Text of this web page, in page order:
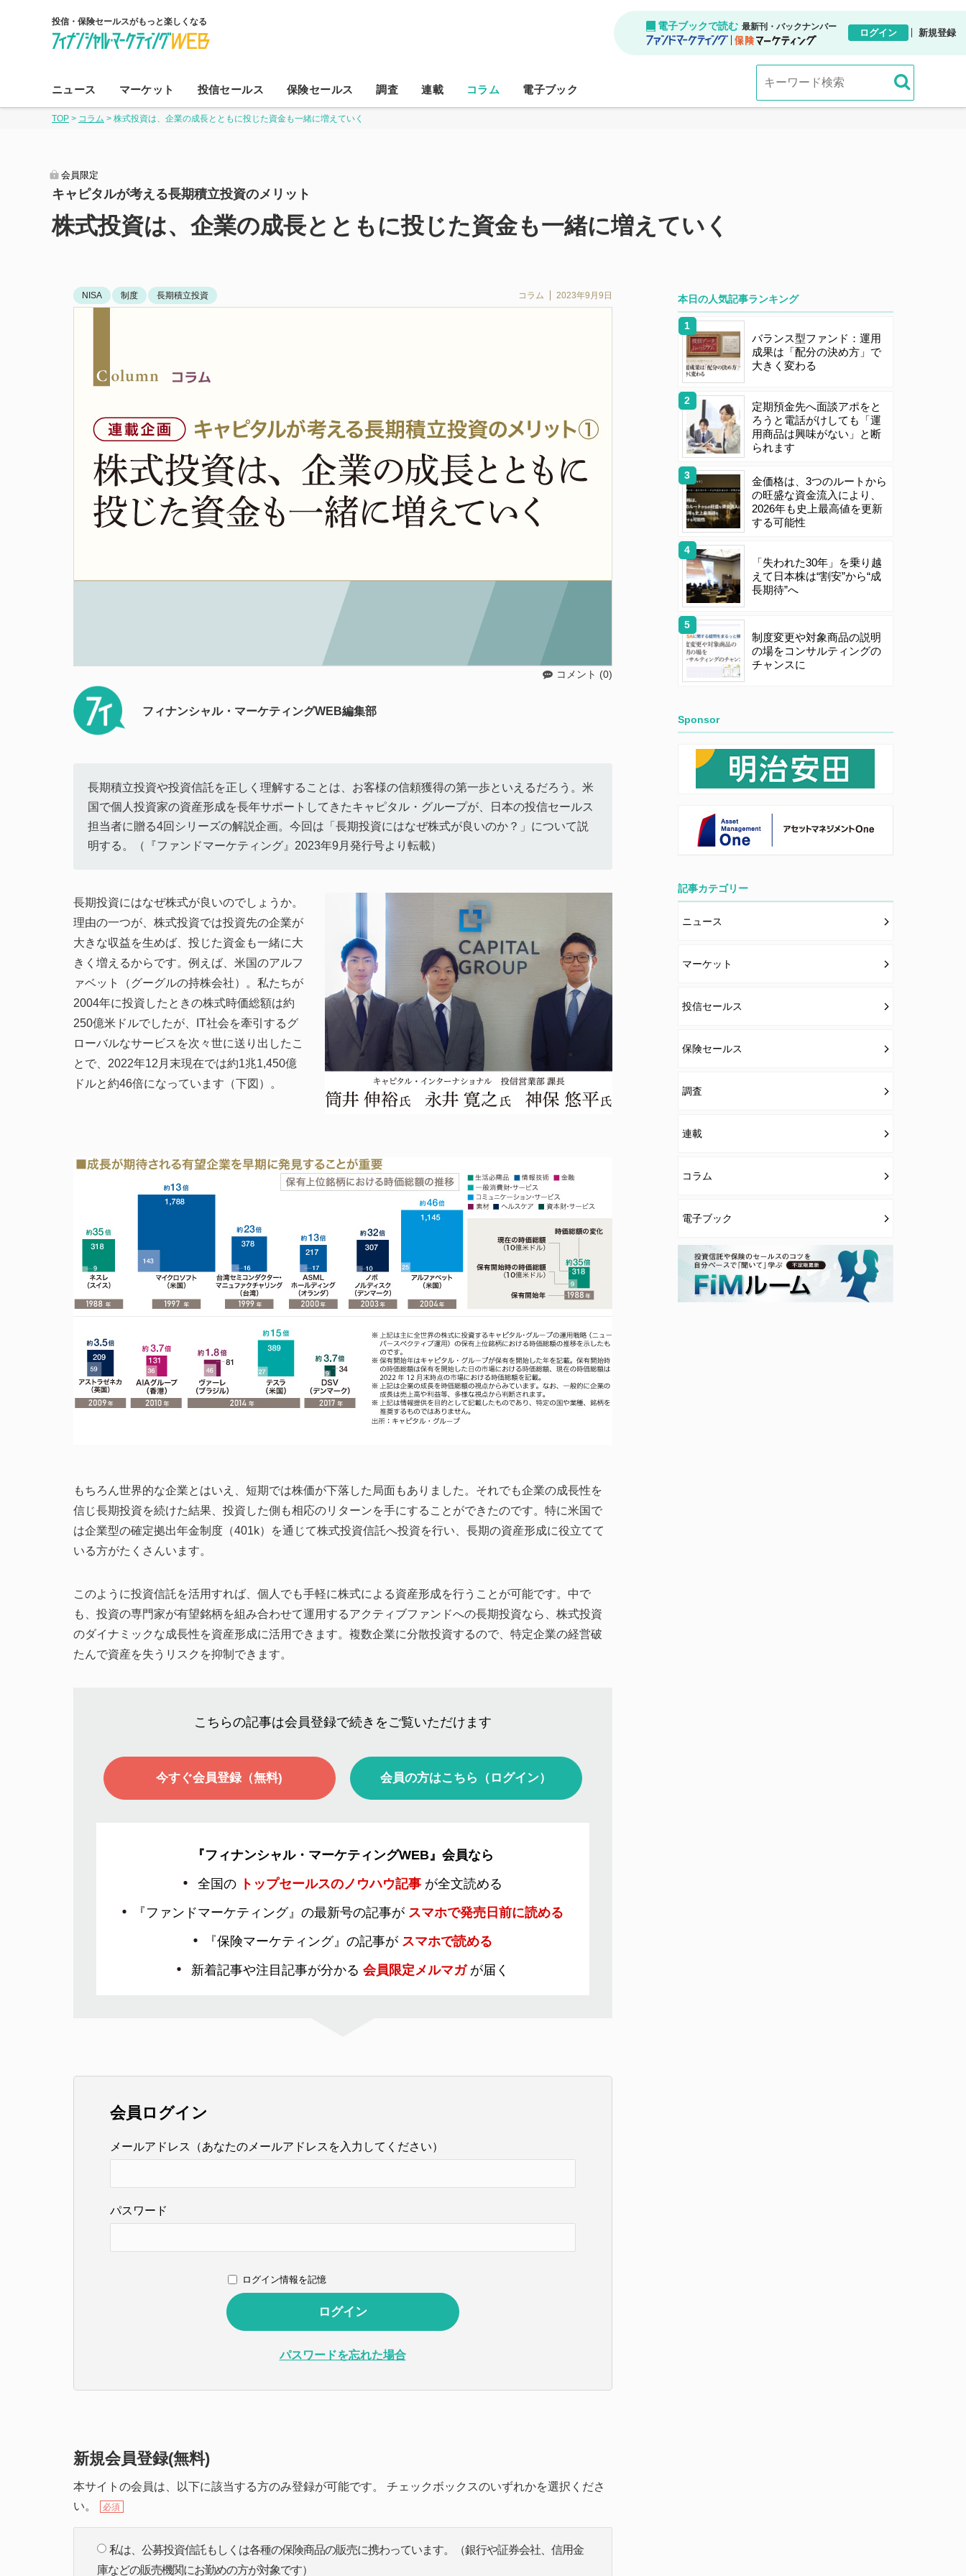
電子ブックで読む 最新刊・バックナンバー
ログイン 新規登録
投信・保険セールスがもっと楽しくなる
ニュース マーケット 投信セールス 保険セールス 調査 連載 コラム 電子ブック
TOP > コラム > 株式投資は、企業の成長とともに投じた資金も一緒に増えていく
会員限定
キャピタルが考える長期積立投資のメリット
株式投資は、企業の成長とともに投じた資金も一緒に増えていく
NISA 制度 長期積立投資 コラム 2023年9月9日
コメント (0)
フィナンシャル・マーケティングWEB編集部
長期積立投資や投資信託を正しく理解することは、お客様の信頼獲得の第一歩といえるだろう。米
国で個人投資家の資産形成を長年サポートしてきたキャピタル・グループが、日本の投信セールス
担当者に贈る4回シリーズの解説企画。今回は「長期投資にはなぜ株式が良いのか？」について説
明する。（『ファンドマーケティング』2023年9月発行号より転載）
長期投資にはなぜ株式が良いのでしょうか。
理由の一つが、株式投資では投資先の企業が
大きな収益を生めば、投じた資金も一緒に大
きく増えるからです。例えば、米国のアルフ
ァベット（グーグルの持株会社）。私たちが
2004年に投資したときの株式時価総額は約
250億米ドルでしたが、IT社会を牽引するグ
ローバルなサービスを次々世に送り出したこ
とで、2022年12月末現在では約1兆1,450億
ドルと約46倍になっています（下図）。
もちろん世界的な企業とはいえ、短期では株価が下落した局面もありました。それでも企業の成長性を
信じ長期投資を続けた結果、投資した側も相応のリターンを手にすることができたのです。特に米国で
は企業型の確定拠出年金制度（401k）を通じて株式投資信託へ投資を行い、長期の資産形成に役立てて
いる方がたくさんいます。
このように投資信託を活用すれば、個人でも手軽に株式による資産形成を行うことが可能です。中で
も、投資の専門家が有望銘柄を組み合わせて運用するアクティブファンドへの長期投資なら、株式投資
のダイナミックな成長性を資産形成に活用できます。複数企業に分散投資するので、特定企業の経営破
たんで資産を失うリスクを抑制できます。
こちらの記事は会員登録で続きをご覧いただけます
今すぐ会員登録（無料) 会員の方はこちら（ログイン）
『フィナンシャル・マーケティングWEB』会員なら
全国のトップセールスのノウハウ記事が全文読める
『ファンドマーケティング』の最新号の記事がスマホで発売日前に読める
『保険マーケティング』の記事がスマホで読める
新着記事や注目記事が分かる 会員限定メルマガが届く
会員ログイン
メールアドレス（あなたのメールアドレスを入力してください）
パスワード
ログイン情報を記憶
パスワードを忘れた場合
新規会員登録(無料)
本サイトの会員は、以下に該当する方のみ登録が可能です。 チェックボックスのいずれかを選択くださ
い。
必須
私は、公募投資信託もしくは各種の保険商品の販売に携わっています。（銀行や証券会社、信用金
庫などの販売機関にお勤めの方が対象です）
本日の人気記事ランキング
バランス型ファンド：運用
成果は「配分の決め方」で
大きく変わる
定期預金先へ面談アポをと
ろうと電話がけしても「運
用商品は興味がない」と断
られます
金価格は、3つのルートから
の旺盛な資金流入により、
2026年も史上最高値を更新
する可能性
「失われた30年」を乗り越
えて日本株は“割安”から“成
長期待”へ
制度変更や対象商品の説明
の場をコンサルティングの
チャンスに
Sponsor
記事カテゴリー
ニュース
マーケット
投信セールス
保険セールス
調査
連載
コラム
電子ブック